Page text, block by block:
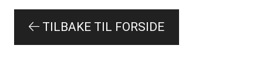
TILBAKE TIL FORSIDE